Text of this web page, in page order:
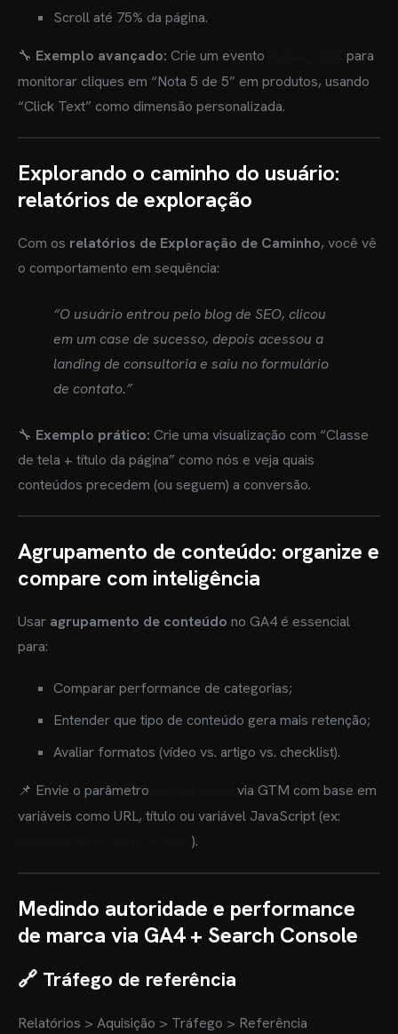
Scroll até 75% da página.
🔧 Exemplo avançado: Crie um evento
para
monitorar cliques em “Nota 5 de 5” em produtos, usando
“Click Text” como dimensão personalizada.
Explorando o caminho do usuário:
relatórios de exploração
Com os relatórios de Exploração de Caminho, você vê
o comportamento em sequência:
“O usuário entrou pelo blog de SEO, clicou
em um case de sucesso, depois acessou a
landing de consultoria e saiu no formulário
de contato.”
🔧 Exemplo prático: Crie uma visualização com “Classe
de tela + título da página” como nós e veja quais
conteúdos precedem (ou seguem) a conversão.
Agrupamento de conteúdo: organize e
compare com inteligência
Usar agrupamento de conteúdo no GA4 é essencial
para:
Comparar performance de categorias;
Entender que tipo de conteúdo gera mais retenção;
Avaliar formatos (vídeo vs. artigo vs. checklist).
📌 Envie o parâmetro
via GTM com base em
variáveis como URL, título ou variável JavaScript (ex:
).
Medindo autoridade e performance
de marca via GA4 + Search Console
🔗 Tráfego de referência
Relatórios > Aquisição > Tráfego > Referência